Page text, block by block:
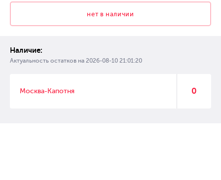
нет в наличии
Наличие:
Актуальность остатков на 2026-08-10 21:01:20
Москва-Капотня 0